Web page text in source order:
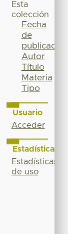
Esta
colección
Fecha
de
publicación
Autor
Título
Materia
Tipo
Usuario
Acceder
Estadísticas
Estadísticas
de uso